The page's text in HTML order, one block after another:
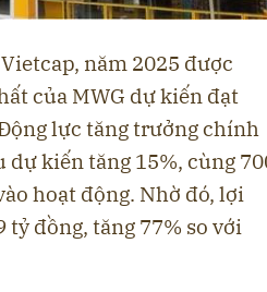
năm 2025 được
của MWG dự kiến đạt
lực tăng trưởng chính
kiến tăng 15%, cùng
hoạt động. Nhờ đó, lợi
đồng, tăng 77% so với